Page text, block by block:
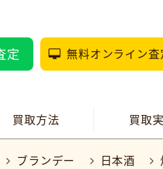
定 無料オンライン査
買取方法 買取
ブランデー 日本酒